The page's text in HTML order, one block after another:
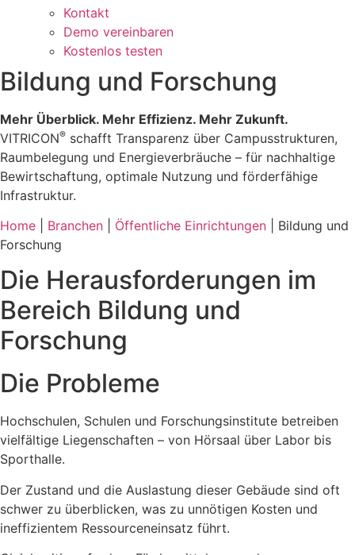
Kontakt
Demo vereinbaren
Kostenlos testen
Bildung und Forschung
Mehr Überblick. Mehr Effizienz. Mehr Zukunft.
VITRICON® schafft Transparenz über Campusstrukturen,
Raumbelegung und Energieverbräuche – für nachhaltige
Bewirtschaftung, optimale Nutzung und förderfähige
Infrastruktur.
Home
Branchen Öffentliche Einrichtungen | Bildung und
Forschung
Die Herausforderungen im
Bereich Bildung und
Forschung
Die Probleme
Hochschulen, Schulen und Forschungsinstitute betreiben
vielfältige Liegenschaften – von Hörsaal über Labor bis
Sporthalle.
Der Zustand und die Auslastung dieser Gebäude sind oft
schwer zu überblicken, was zu unnötigen Kosten und
ineffizientem Ressourceneinsatz führt.